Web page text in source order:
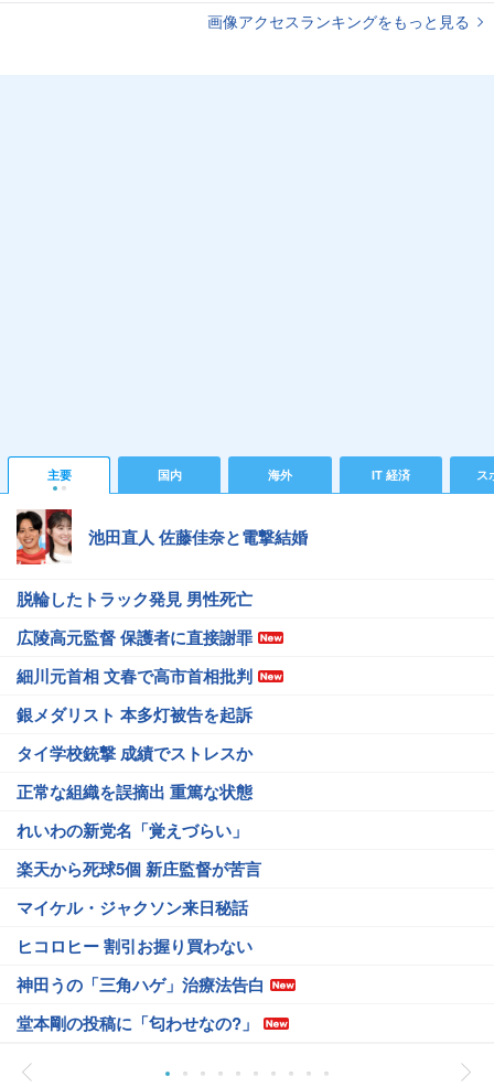
画像アクセスランキングをもっと見る
主要 国内 海外 IT 経済 ス
池田直人 佐藤佳奈と電撃結婚
脱輪したトラック発見 男性死亡
広陵高元監督 保護者に直接謝罪
細川元首相 文春で高市首相批判
銀メダリスト 本多灯被告を起訴
タイ学校銃撃 成績でストレスか
正常な組織を誤摘出 重篤な状態
れいわの新党名「覚えづらい」
楽天から死球5個 新庄監督が苦言
マイケル・ジャクソン来日秘話
ヒコロヒー 割引お握り買わない
神田うの「三角ハゲ」治療法告白
堂本剛の投稿に「匂わせなの?」